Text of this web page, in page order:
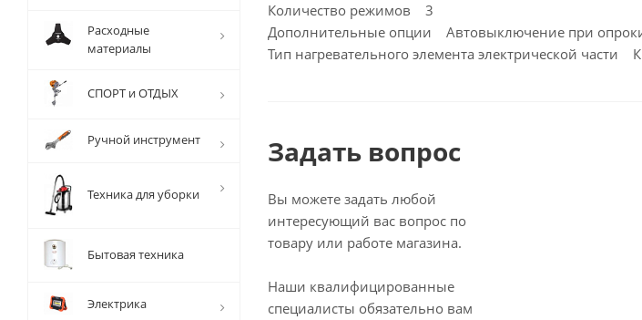
Количество режимов 3
Дополнительные опции Автовыключение при
Тип нагревательного элемента электрической части
Задать вопрос
Вы можете задать любой
интересующий вас вопрос по
товару или работе магазина.
Наши квалифицированные
специалисты обязательно вам
Расходные
материалы
СПОРТ и ОТДЫХ
Ручной инструмент
Техника для уборки
Бытовая техника
Электрика